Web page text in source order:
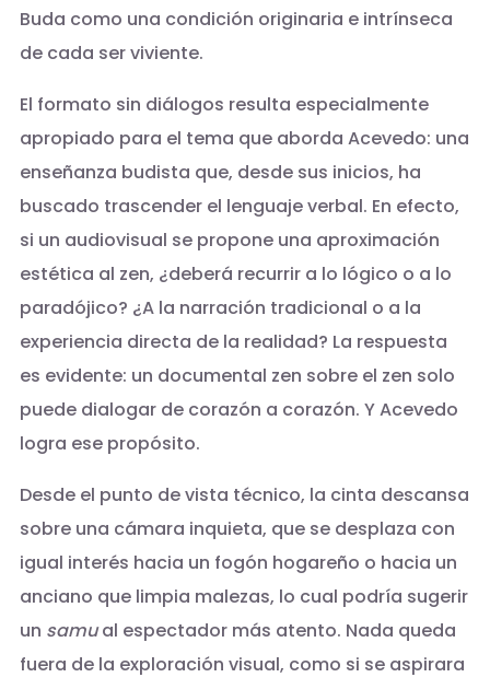
Buda como una condición originaria e intrínseca
de cada ser viviente.
El formato sin diálogos resulta especialmente
apropiado para el tema que aborda Acevedo: una
enseñanza budista que, desde sus inicios, ha
buscado trascender el lenguaje verbal. En efecto,
si un audiovisual se propone una aproximación
estética al zen, ¿deberá recurrir a lo lógico o a lo
paradójico? ¿A la narración tradicional o a la
experiencia directa de la realidad? La respuesta
es evidente: un documental zen sobre el zen solo
puede dialogar de corazón a corazón. Y Acevedo
logra ese propósito.
Desde el punto de vista técnico, la cinta descansa
sobre una cámara inquieta, que se desplaza con
igual interés hacia un fogón hogareño o hacia un
anciano que limpia malezas, lo cual podría sugerir
un samual espectador más atento. Nada queda
fuera de la exploración visual, como si se aspirara